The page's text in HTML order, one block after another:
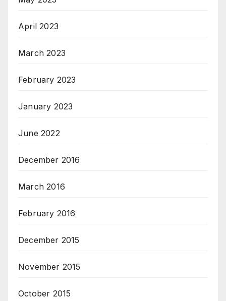
April 2023
March 2023
February 2023
January 2023
June 2022
December 2016
March 2016
February 2016
December 2015
November 2015
October 2015